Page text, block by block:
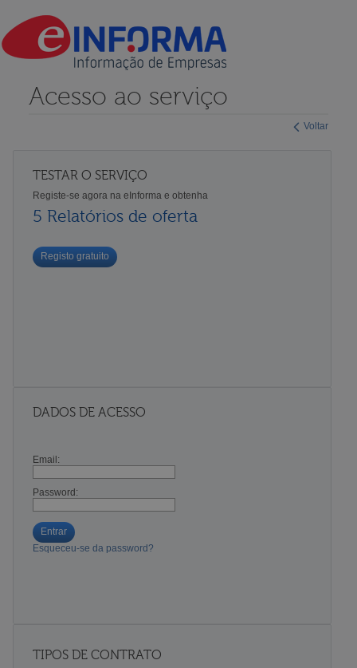
Voltar
Acesso ao serviço
TESTAR O SERVIÇO
Registe-se agora na eInforma e obtenha
5 Relatórios de oferta
Registo gratuito
DADOS DE ACESSO
Email:
Password:
Entrar
Esqueceu-se da password?
TIPOS DE CONTRATO